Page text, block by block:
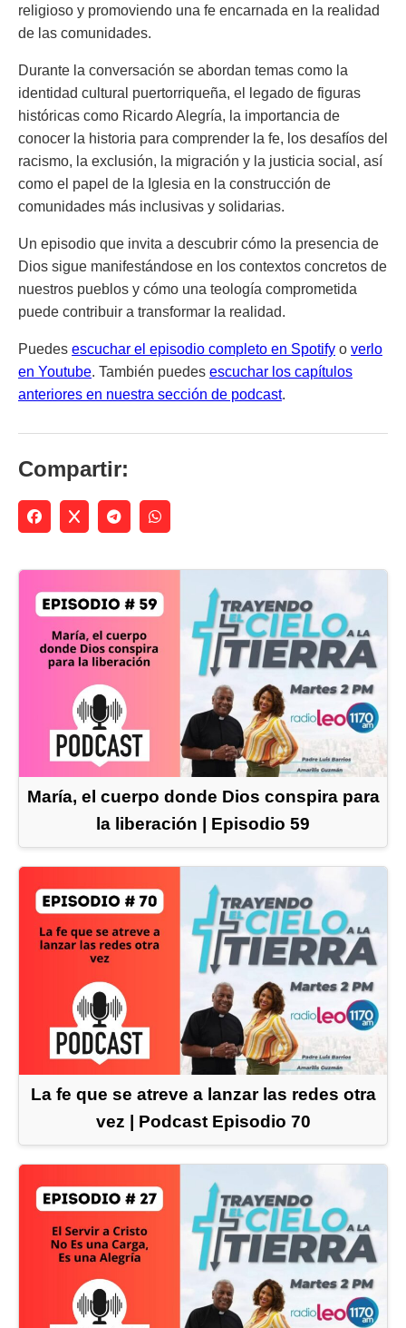
religioso y promoviendo una fe encarnada en la realidad
de las comunidades.
Durante la conversación se abordan temas como la
identidad cultural puertorriqueña, el legado de figuras
históricas como Ricardo Alegría, la importancia de
conocer la historia para comprender la fe, los desafíos del
racismo, la exclusión, la migración y la justicia social, así
como el papel de la Iglesia en la construcción de
comunidades más inclusivas y solidarias.
Un episodio que invita a descubrir cómo la presencia de
Dios sigue manifestándose en los contextos concretos de
nuestros pueblos y cómo una teología comprometida
puede contribuir a transformar la realidad.
Puedes escuchar el episodio completo en Spotify o verlo
en Youtube. También puedes escuchar los capítulos
anteriores en nuestra sección de podcast.
Compartir:
María, el cuerpo donde Dios conspira para
la liberación | Episodio 59
La fe que se atreve a lanzar las redes otra
vez | Podcast Episodio 70